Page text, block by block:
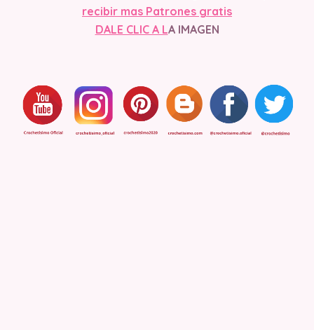
recibir mas Patrones gratis
DALE CLIC A LA IMAGEN